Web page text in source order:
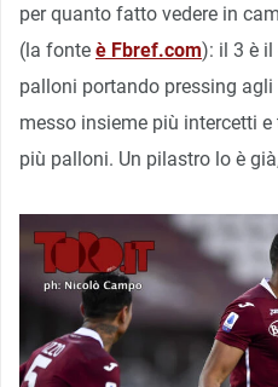
per quanto fatto vedere in
(la fonte è Fbref.com): il 3 è il
palloni portando pressing
messo insieme più intercetti e
più palloni. Un pilastro lo è